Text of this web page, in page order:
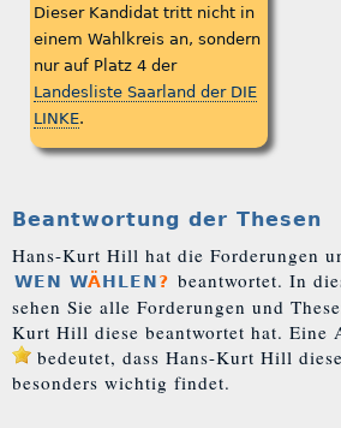
Dieser Kandidat tritt nicht in
einem Wahlkreis an, sondern
nur auf Platz 4 der
Landesliste Saarland der DIE
LINKE.
Beantwortung der Thesen
Hans-Kurt Hill hat die Forderungen
WEN WÄHLEN? beantwortet. In
sehen Sie alle Forderungen und
Kurt Hill diese beantwortet hat. Eine
bedeutet, dass Hans-Kurt Hill
besonders wichtig findet.